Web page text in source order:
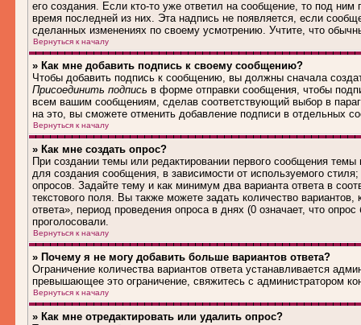
его создания. Если кто-то уже ответил на сообщение, то под
время последней из них. Эта надпись не появляется, если
сделанных изменениях по своему усмотрению. Учтите, что
Вернуться к началу
» Как мне добавить подпись к своему сообщению?
Чтобы добавить подпись к сообщению, вы должны сначала
Присоединить подпись в форме отправки сообщения, чтобы
всем вашим сообщениям, сделав соответствующий выбор в
на это, вы сможете отменить добавление подписи в отдельных
Вернуться к началу
» Как мне создать опрос?
При создании темы или редактировании первого сообщения
для создания сообщения, в зависимости от используемого
опросов. Задайте тему и как минимум два варианта ответа в
текстового поля. Вы также можете задать количество
ответа», период проведения опроса в днях (0 означает, что
проголосовали.
Вернуться к началу
» Почему я не могу добавить больше вариантов ответа?
Ограничение количества вариантов ответа устанавливается
превышающее это ограничение, свяжитесь с администратором
Вернуться к началу
» Как мне отредактировать или удалить опрос?